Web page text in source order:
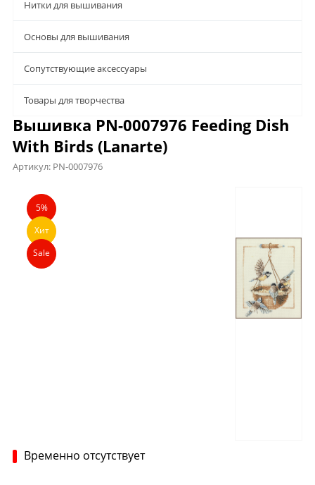
Нитки для вышивания
Основы для вышивания
Сопутствующие аксессуары
Товары для творчества
Вышивка PN-0007976 Feeding Dish
With Birds (Lanarte)
Артикул: PN-0007976
Описание
5%
Хит
Sale
Временно отсутствует